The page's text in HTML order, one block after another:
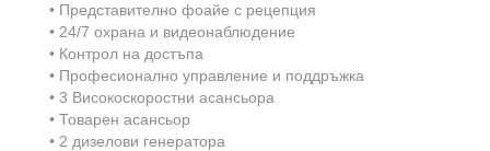
• Представително фоайе с рецепция
• 24/7 охрана и видеонаблюдение
• Контрол на достъпа
• Професионално управление и поддръжка
• 3 Високоскоростни асансьора
• Товарен асансьор
• 2 дизелови генератора